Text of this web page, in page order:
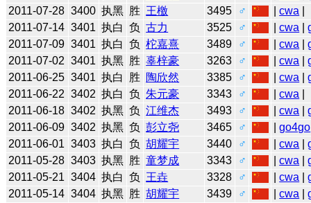
2011-07-28 3400 执黑 胜 王檄 3495 ♂ |cwa
2011-07-14 3401 执白 负 古力 3525 ♂ |cwa |
2011-07-09 3401 执白 负 柁嘉熹 3489 ♂ |cwa |
2011-07-02 3401 执黑 胜 辜梓豪 3263 ♂ |cwa |
2011-06-25 3401 执白 胜 陶欣然 3385 ♂ |cwa |
2011-06-22 3402 执白 负 朱元豪 3343 ♂ |cwa
2011-06-18 3402 执黑 负 江维杰 3493 ♂ |cwa |
2011-06-09 3402 执黑 负 彭立尧 3465 ♂ |go4go
2011-06-01 3403 执白 负 胡耀宇 3440 ♂ |cwa |
2011-05-28 3403 执黑 胜 童梦成 3343 ♂ |cwa |
2011-05-21 3404 执白 负 王垚 3328 ♂ |cwa |
2011-05-14 3404 执黑 胜 胡耀宇 3439 ♂ |cwa |